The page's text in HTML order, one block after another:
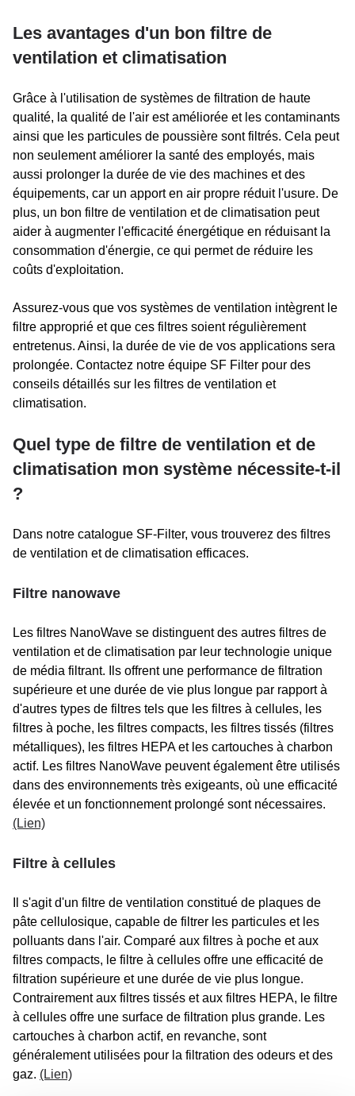
Les avantages d'un bon filtre de
ventilation et climatisation
Grâce à l'utilisation de systèmes de filtration de haute
qualité, la qualité de l'air est améliorée et les contaminants
ainsi que les particules de poussière sont filtrés. Cela peut
non seulement améliorer la santé des employés, mais
aussi prolonger la durée de vie des machines et des
équipements, car un apport en air propre réduit l'usure. De
plus, un bon filtre de ventilation et de climatisation peut
aider à augmenter l'efficacité énergétique en réduisant la
consommation d'énergie, ce qui permet de réduire les
coûts d'exploitation.
Assurez-vous que vos systèmes de ventilation intègrent le
filtre approprié et que ces filtres soient régulièrement
entretenus. Ainsi, la durée de vie de vos applications sera
prolongée. Contactez notre équipe SF Filter pour des
conseils détaillés sur les filtres de ventilation et
climatisation.
Quel type de filtre de ventilation et de
climatisation mon système nécessite-t-il
?
Dans notre catalogue SF-Filter, vous trouverez des filtres
de ventilation et de climatisation efficaces.
Filtre nanowave
Les filtres NanoWave se distinguent des autres filtres de
ventilation et de climatisation par leur technologie unique
de média filtrant. Ils offrent une performance de filtration
supérieure et une durée de vie plus longue par rapport à
d'autres types de filtres tels que les filtres à cellules, les
filtres à poche, les filtres compacts, les filtres tissés (filtres
métalliques), les filtres HEPA et les cartouches à charbon
actif. Les filtres NanoWave peuvent également être utilisés
dans des environnements très exigeants, où une efficacité
élevée et un fonctionnement prolongé sont nécessaires.
(Lien)
Filtre à cellules
Il s'agit d'un filtre de ventilation constitué de plaques de
pâte cellulosique, capable de filtrer les particules et les
polluants dans l'air. Comparé aux filtres à poche et aux
filtres compacts, le filtre à cellules offre une efficacité de
filtration supérieure et une durée de vie plus longue.
Contrairement aux filtres tissés et aux filtres HEPA, le filtre
à cellules offre une surface de filtration plus grande. Les
cartouches à charbon actif, en revanche, sont
généralement utilisées pour la filtration des odeurs et des
gaz. (Lien)